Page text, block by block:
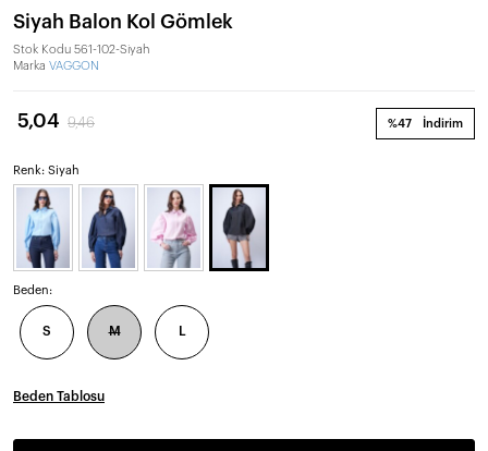
Siyah Balon Kol Gömlek
Stok Kodu 561-102-Siyah
Marka VAGGON
%47 İndirim
5,04 9,46
Renk: Siyah
Beden:
S M L
Beden Tablosu